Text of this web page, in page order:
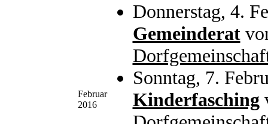
Februar
2016
Donnerstag, 4.
Gemeinderat
Sonntag, 7.
Kinderfasching